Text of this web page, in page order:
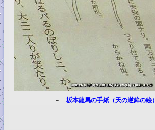
－ 坂本龍馬の手紙（天の逆鉾の絵）